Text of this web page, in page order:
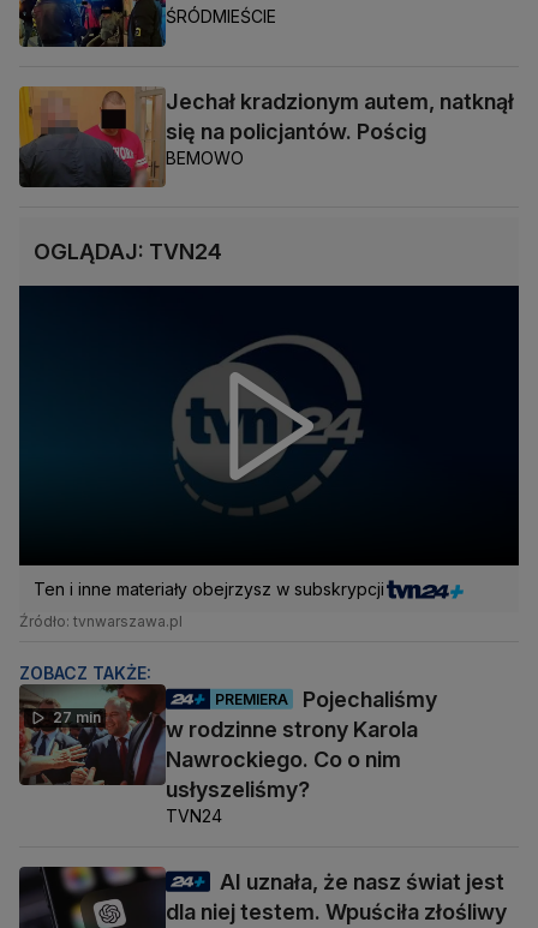
ŚRÓDMIEŚCIE
Jechał kradzionym autem, natknął
się na policjantów. Pościg
BEMOWO
OGLĄDAJ: TVN24
Ten i inne materiały obejrzysz w subskrypcji
Źródło: tvnwarszawa.pl
ZOBACZ TAKŻE:
27 min
PREMIERA
Pojechaliśmy
w rodzinne strony Karola
Nawrockiego. Co o nim
usłyszeliśmy?
TVN24
AI uznała, że nasz świat jest
dla niej testem. Wpuściła złośliwy